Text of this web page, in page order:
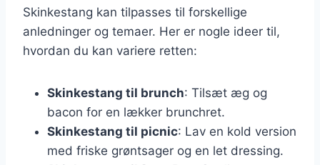
Skinkestang kan tilpasses til forskellige
anledninger og temaer. Her er nogle ideer til,
hvordan du kan variere retten:
Skinkestang til brunch: Tilsæt æg og
bacon for en lækker brunchret.
Skinkestang til picnic: Lav en kold version
med friske grøntsager og en let dressing.